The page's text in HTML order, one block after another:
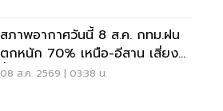
สภาพอากาศวันนี้ 8 ส.ค. กทม.ฝน
ตกหนัก 70% เหนือ-อีสาน เสี่ยง
น้ำท่วมฉับพลัน
08 ส.ค. 2569 | 03:38 น.